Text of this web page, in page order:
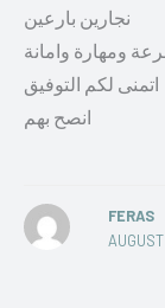
نجارين بارعين
ومهارة وامانة
اتمنى لكم التوفيق
انصح بهم
FERAS